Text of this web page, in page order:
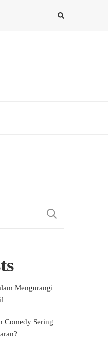
Mengurangi
Comedy Sering